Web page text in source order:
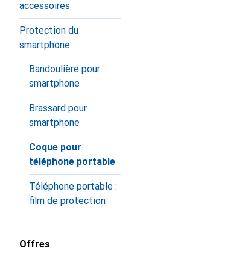
accessoires
Protection du
smartphone
Bandoulière pour
smartphone
Brassard pour
smartphone
Coque pour
téléphone portable
Téléphone portable :
film de protection
Offres